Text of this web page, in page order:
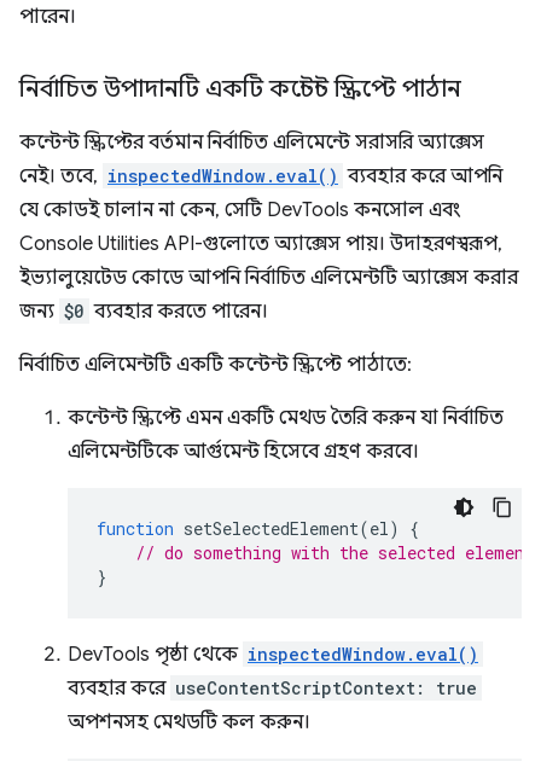
পারেন।
নির্বাচিত উপাদানটি একটি কন্টেন্ট স্ক্রিপ্টে পাঠান
কন্টেন্ট স্ক্রিপ্টের বর্তমান নির্বাচিত এলিমেন্টে সরাসরি অ্যাক্সেস
নেই। তবে, inspectedWindow.eval() ব্যবহার করে আপনি
যে কোডই চালান না কেন, সেটি DevTools কনসোল এবং
Console Utilities API-গুলোতে অ্যাক্সেস পায়। উদাহরণস্বরূপ,
ইভ্যালুয়েটেড কোডে আপনি নির্বাচিত এলিমেন্টটি অ্যাক্সেস করার
জন্য $0 ব্যবহার করতে পারেন।
নির্বাচিত এলিমেন্টটি একটি কন্টেন্ট স্ক্রিপ্টে পাঠাতে:
কন্টেন্ট স্ক্রিপ্টে এমন একটি মেথড তৈরি করুন যা নির্বাচিত
এলিমেন্টটিকে আর্গুমেন্ট হিসেবে গ্রহণ করবে।
function setSelectedElement(el)
{
// do something with the selected element
}
DevTools পৃষ্ঠা থেকে inspectedWindow.eval()
ব্যবহার করে useContentScriptContext: true
অপশনসহ মেথডটি কল করুন।